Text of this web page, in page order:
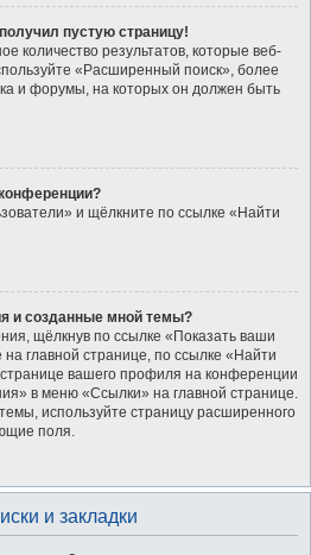
пустую страницу!
количество результатов, которые веб-
«Расширенный поиск», более
и форумы, на которых он должен быть
и щёлкните по ссылке «Найти
и созданные мной темы?
щёлкнув по ссылке «Показать ваши
главной странице, по ссылке «Найти
вашего профиля на конференции
в меню «Ссылки» на главной странице.
используйте страницу расширенного
поля.
и закладки